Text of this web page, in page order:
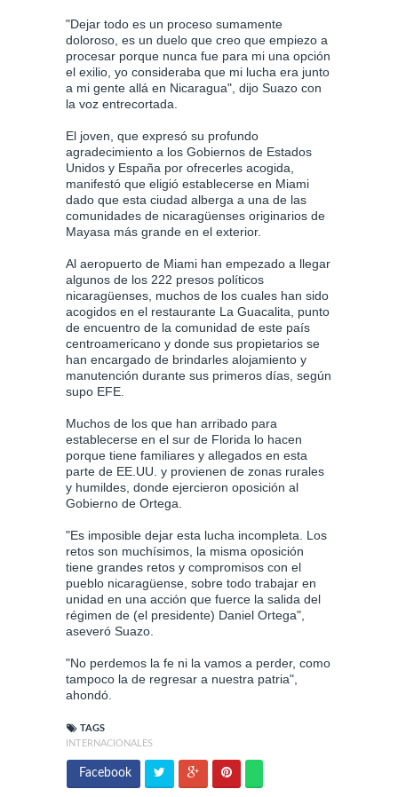
"Dejar todo es un proceso sumamente
doloroso, es un duelo que creo que empiezo a
procesar porque nunca fue para mi una opción
el exilio, yo consideraba que mi lucha era junto
a mi gente allá en Nicaragua", dijo Suazo con
la voz entrecortada.
El joven, que expresó su profundo
agradecimiento a los Gobiernos de Estados
Unidos y España por ofrecerles acogida,
manifestó que eligió establecerse en Miami
dado que esta ciudad alberga a una de las
comunidades de nicaragüenses originarios de
Mayasa más grande en el exterior.
Al aeropuerto de Miami han empezado a llegar
algunos de los 222 presos políticos
nicaragüenses, muchos de los cuales han sido
acogidos en el restaurante La Guacalita, punto
de encuentro de la comunidad de este país
centroamericano y donde sus propietarios se
han encargado de brindarles alojamiento y
manutención durante sus primeros días, según
supo EFE.
Muchos de los que han arribado para
establecerse en el sur de Florida lo hacen
porque tiene familiares y allegados en esta
parte de EE.UU. y provienen de zonas rurales
y humildes, donde ejercieron oposición al
Gobierno de Ortega.
"Es imposible dejar esta lucha incompleta. Los
retos son muchísimos, la misma oposición
tiene grandes retos y compromisos con el
pueblo nicaragüense, sobre todo trabajar en
unidad en una acción que fuerce la salida del
régimen de (el presidente) Daniel Ortega",
aseveró Suazo.
"No perdemos la fe ni la vamos a perder, como
tampoco la de regresar a nuestra patria",
ahondó.
TAGS
INTERNACIONALES
Facebook